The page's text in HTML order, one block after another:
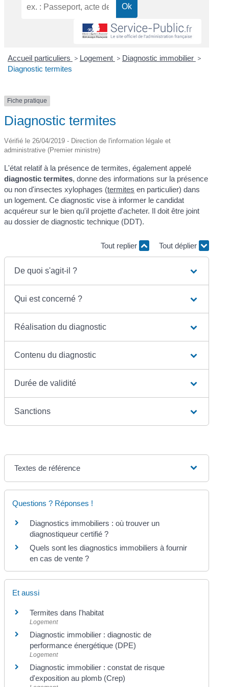
Accueil particuliers > Logement > Diagnostic immobilier >
Diagnostic termites
Fiche pratique
Diagnostic termites
Vérifié le 26/04/2019 - Direction de l'information légale et
administrative (Premier ministre)
L'état relatif à la présence de termites, également appelé
diagnostic termites, donne des informations sur la présence
ou non d'insectes xylophages (termites en particulier) dans
un logement. Ce diagnostic vise à informer le candidat
acquéreur sur le bien qu'il projette d'acheter. Il doit être joint
au dossier de diagnostic technique (DDT).
Tout replier Tout déplier
De quoi s'agit-il ?
Qui est concerné ?
Réalisation du diagnostic
Contenu du diagnostic
Durée de validité
Sanctions
Textes de référence
Questions ? Réponses !
Diagnostics immobiliers : où trouver un
diagnostiqueur certifié ?
Quels sont les diagnostics immobiliers à fournir
en cas de vente ?
Et aussi
Termites dans l'habitat
Logement
Diagnostic immobilier : diagnostic de
performance énergétique (DPE)
Logement
Diagnostic immobilier : constat de risque
d'exposition au plomb (Crep)